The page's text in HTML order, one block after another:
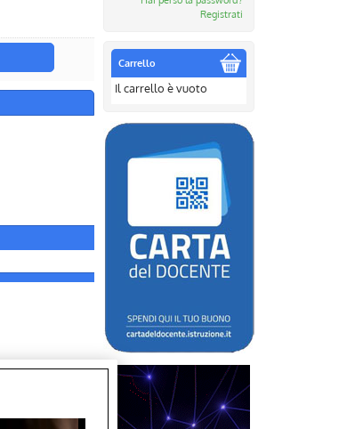
Registrati
Carrello
Il carrello è vuoto